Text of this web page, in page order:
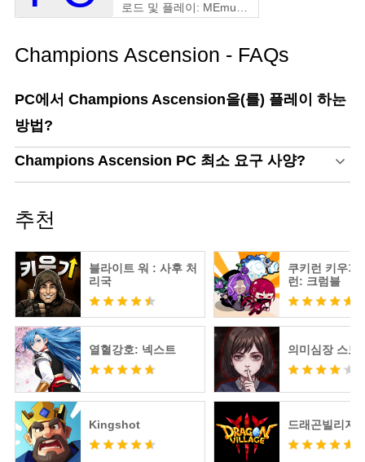
로드 및 플레이: MEmu
Champions Ascension - FAQs
PC에서 Champions Ascension을(를) 플레이 하는
방법?
Champions Ascension PC 최소 요구 사양?
추천
블라이트 워 : 사후 처
리국
쿠키런 키우기
런: 크럼블
열혈강호: 넥스트 의미심장 스토
Kingshot 드래곤빌리지3